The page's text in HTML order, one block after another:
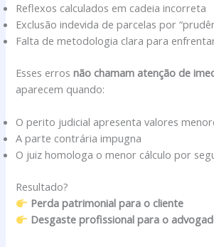
Reflexos calculados em cadeia incorreta
Exclusão indevida de parcelas por
Falta de metodologia clara para
Esses errosnão chamam atenção de
aparecem quando:
O perito judicial apresenta valores
A parte contrária impugna
O juiz homologa o menor cálculo por
Resultado?
Perda patrimonial para o cliente
Desgaste profissional para o